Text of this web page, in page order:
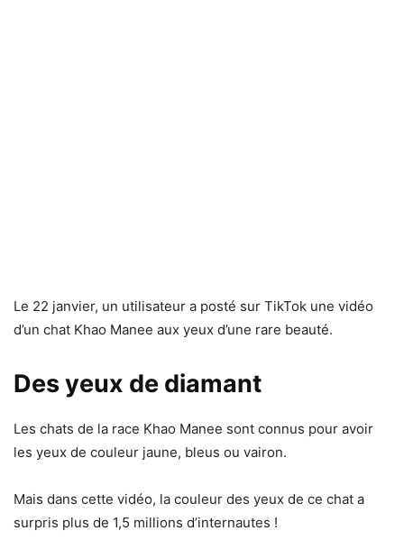
Le 22 janvier, un utilisateur a posté sur TikTok une vidéo
d’un chat Khao Manee aux yeux d’une rare beauté.
Des yeux de diamant
Les chats de la race Khao Manee sont connus pour avoir
les yeux de couleur jaune, bleus ou vairon.
Mais dans cette vidéo, la couleur des yeux de ce chat a
surpris plus de 1,5 millions d’internautes !